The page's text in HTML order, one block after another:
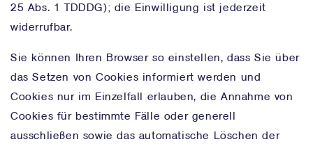
25 Abs. 1 TDDDG); die Einwilligung ist jederzeit
widerrufbar.
Sie können Ihren Browser so einstellen, dass Sie über
das Setzen von Cookies informiert werden und
Cookies nur im Einzelfall erlauben, die Annahme von
Cookies für bestimmte Fälle oder generell
ausschließen sowie das automatische Löschen der